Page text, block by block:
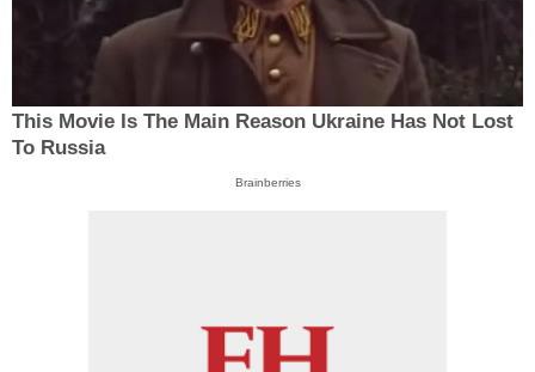
This Movie Is The Main Reason Ukraine Has Not Lost
To Russia
Brainberries